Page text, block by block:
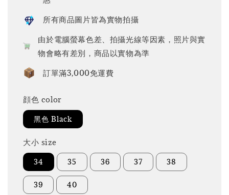
所有商品圖片皆為實物拍攝
由於電腦螢幕色差、拍攝光線等因素，照片與實
物會略有差別，商品以實物為準
訂單滿3,000免運費
顔色 color
黑色 Black
大小 size
34 35 36 37 38
39 40